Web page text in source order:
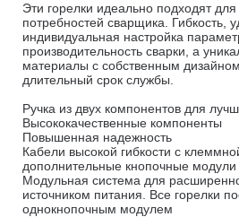
Эти горелки идеально подходят
потребностей сварщика. Гибкость,
индивидуальная настройка
производительность сварки, а
материалы с собственным
длительный срок службы.
Ручка из двух компонентов для
Высококачественные компоненты
Повышенная надежность
Кабели высокой гибкости с
дополнительные кнопочные модули
Модульная система для
источником питания. Все горелки
однокнопочным модулем